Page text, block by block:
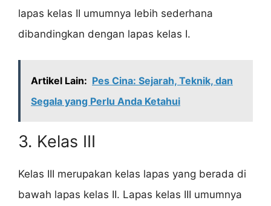
lapas kelas II umumnya lebih sederhana
dibandingkan dengan lapas kelas I.
Artikel Lain: Pes Cina: Sejarah, Teknik, dan
Segala yang Perlu Anda Ketahui
3. Kelas III
Kelas III merupakan kelas lapas yang berada di
bawah lapas kelas II. Lapas kelas III umumnya